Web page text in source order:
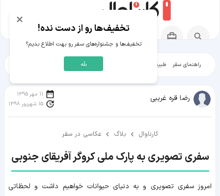
راهنمای سفر طبیعت‌گردی شهرگردی
رضا قره غریبی
11 مهر 1395
15 شهریور 1398
کارناوال بلاگ عکاسی در سفر
سفری تصویری به پارک ملی کروگر آفریقای جنوبی
امروز سفری تصویری و به دنیای حیوانات خواهیم داشت و لحظاتی
×
تخفیف‌ها رو از دست نده!
تخفیف‌ها و جشنواره‌های سفر رو بهت اطلاع بدیم؟
بله